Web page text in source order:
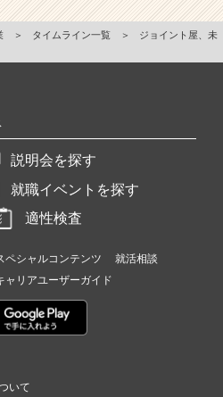
＞ タイムライン一覧 ＞
ジョイント屋、未
説明会を探す
就職イベントを探す
適性検査
ペシャルコンテンツ
就活相談
ャリアユーザーガイド
いて